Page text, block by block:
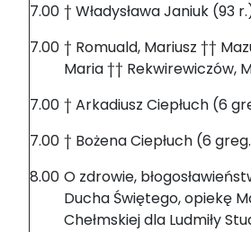
7.00 † Władysława Janiuk (93
7.00 † Romuald, Mariusz ††
Maria †† Rekwirewiczów,
7.00 † Arkadiusz Ciepłuch (6
7.00 † Bożena Ciepłuch (6
8.00 O zdrowie,
Ducha Świętego, opiekę
Chełmskiej dla Ludmiły